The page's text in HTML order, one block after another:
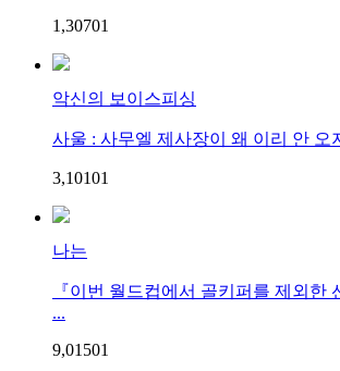
1,30701
악신의 보이스피싱
사울 : 사무엘 제사장이 왜 이리 안 오
3,10101
나는
『이번 월드컵에서 골키퍼를 제외한
...
9,01501